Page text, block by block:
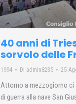
40 anni di
sorvolo delle
1994 Di admin8235 25
Attorno a mezzogiorno ci
di guerra alla nave San